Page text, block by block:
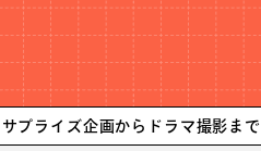
画からドラマ撮影まで！ロケや